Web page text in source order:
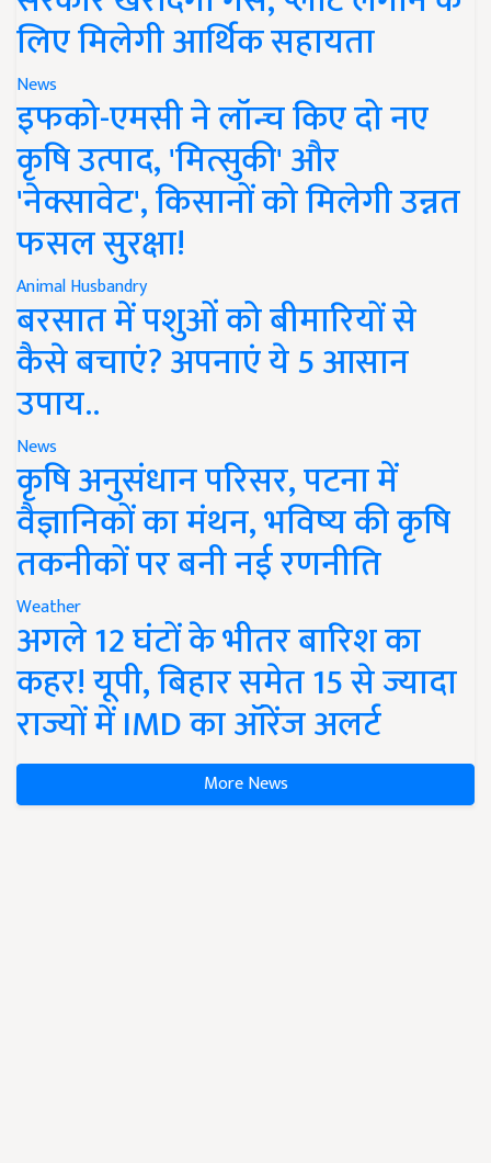
लिए मिलेगी आर्थिक सहायता
News
इफको-एमसी ने लॉन्च किए दो नए
कृषि उत्पाद, 'मित्सुकी' और
'नेक्सावेट', किसानों को मिलेगी उन्नत
फसल सुरक्षा!
Animal Husbandry
बरसात में पशुओं को बीमारियों से
कैसे बचाएं? अपनाएं ये 5 आसान
उपाय..
News
कृषि अनुसंधान परिसर, पटना में
वैज्ञानिकों का मंथन, भविष्य की कृषि
तकनीकों पर बनी नई रणनीति
Weather
अगले 12 घंटों के भीतर बारिश का
कहर! यूपी, बिहार समेत 15 से ज्यादा
राज्यों में IMD का ऑरेंज अलर्ट
More News